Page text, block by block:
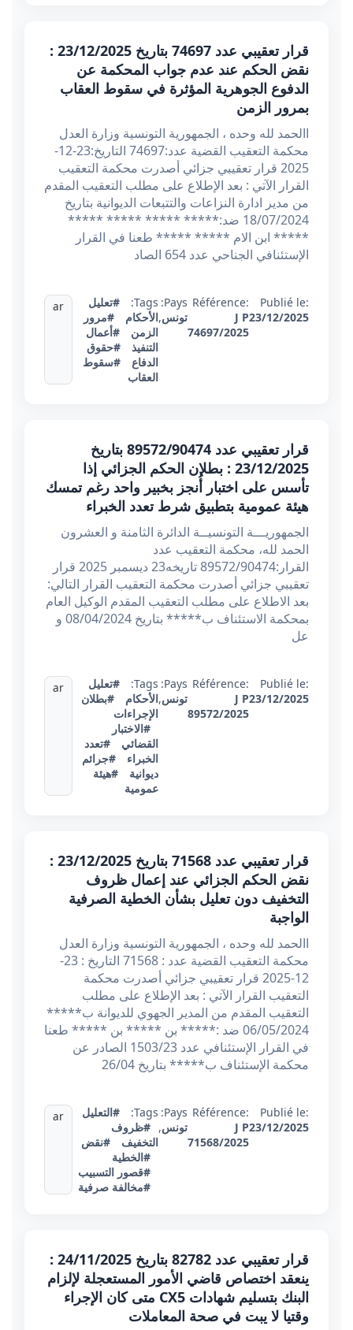
قرار تعقيبي عدد 74697 بتاريخ 23/12/2025 :
نقض الحكم عند عدم جواب المحكمة عن
الدفوع الجوهرية المؤثرة في سقوط العقاب
بمرور الزمن
االحمد لله وحده ، الجمهورية التونسية وزارة العدل
محكمة التعقيب القضية عدد:74697 التاريخ:23-12-
2025 قرار تعقيبي جزائي أصدرت محكمة التعقيب
القرار الآتي : بعد الإطلاع على مطلب التعقيب المقدم
من مدير ادارة النزاعات والتتبعات الديوانية بتاريخ
18/07/2024 ضد:***** ***** ***** *****
***** ابن الام ***** ***** طعنا في القرار
الإستئنافي الجناحي عدد 654 الصاد
Publié le:
23/12/2025
Référence:
J P
74697/2025
Pays:
تونس,
Tags:
#تعليل
الأحكام
#مرور
الزمن
#أعمال
التنفيذ
#حقوق
الدفاع
#سقوط
العقاب
ar
قرار تعقيبي عدد 89572/90474 بتاريخ
23/12/2025 : بطلان الحكم الجزائي إذا
تأسس على اختبار أُنجز بخبير واحد رغم تمسك
هيئة عمومية بتطبيق شرط تعدد الخبراء
الجمهوريـــة التونسيــة الدائرة الثامنة و العشرون
الحمد لله، محكمة التعقيب عدد
القرار:89572/90474 تاريخه23 ديسمبر 2025 قرار
تعقيبي جزائي أصدرت محكمة التعقيب القرار التالي:
بعد الاطلاع على مطلب التعقيب المقدم الوكيل العام
بمحكمة الاستئناف ب***** بتاريخ 08/04/2024 و
عل
Publié le:
23/12/2025
Référence:
J P
89572/2025
Pays:
تونس,
Tags:
#تعليل
الأحكام
#بطلان
الإجراءات
#الاختبار
القضائي
#تعدد
الخبراء
#جرائم
ديوانية
#هيئة
عمومية
ar
قرار تعقيبي عدد 71568 بتاريخ 23/12/2025 :
نقض الحكم الجزائي عند إعمال ظروف
التخفيف دون تعليل بشأن الخطية الصرفية
الواجبة
االحمد لله وحده ، الجمهورية التونسية وزارة العدل
محكمة التعقيب القضية عدد : 71568 التاريخ : 23-
12-2025 قرار تعقيبي جزائي أصدرت محكمة
التعقيب القرار الآتي : بعد الإطلاع على مطلب
التعقيب المقدم من المدير الجهوي للديوانة ب*****
06/05/2024 ضد :***** بن ***** بن ***** طعنا
في القرار الإستئنافي عدد 1503/23 الصادر عن
محكمة الإستئناف ب***** بتاريخ 26/04
Publié le:
23/12/2025
Référence:
J P
71568/2025
Pays:
تونس,
Tags:
#التعليل
#ظروف
التخفيف
#نقض
#الخطية
#قصور التسبيب
#مخالفة صرفية
ar
قرار تعقيبي عدد 82782 بتاريخ 24/11/2025 :
ينعقد اختصاص قاضي الأمور المستعجلة لإلزام
البنك بتسليم شهادات CX5 متى كان الإجراء
وقتيا لا يبت في صحة المعاملات